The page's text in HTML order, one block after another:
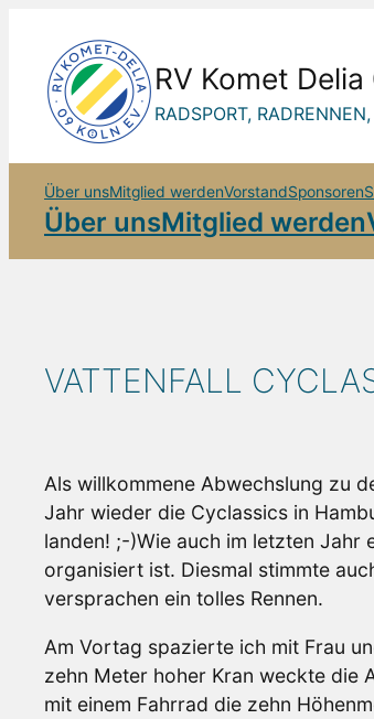
springen
RV Komet Delia
RADSPORT,
Über unsMitglied werdenVorstandSponsoren
Über unsMitglied werden
VATTENFALL
Als willkommene Abwechslung zu
Jahr wieder die Cyclassics in
landen! ;-)Wie auch im letzten Jahr
organisiert ist. Diesmal stimmte
versprachen ein tolles Rennen.
Am Vortag spazierte ich mit Frau
zehn Meter hoher Kran weckte die
mit einem Fahrrad die zehn